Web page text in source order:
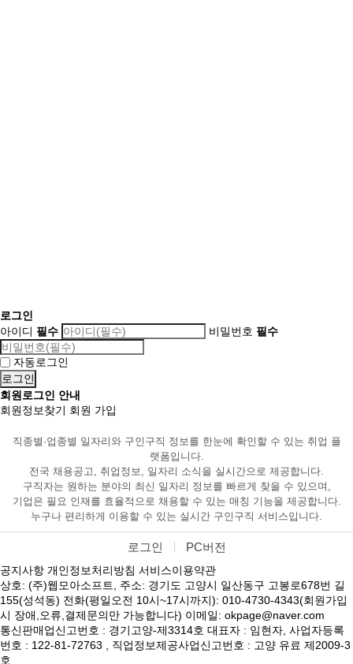
로그인
아이디 필수 비밀번호 필수
자동로그인
회원로그인 안내
회원정보찾기 회원 가입
직종별·업종별 일자리와 구인구직 정보를 한눈에 확인할 수 있는 취업 플
랫폼입니다.
전국 채용공고, 취업정보, 일자리 소식을 실시간으로 제공합니다.
구직자는 원하는 분야의 최신 일자리 정보를 빠르게 찾을 수 있으며,
기업은 필요 인재를 효율적으로 채용할 수 있는 매칭 기능을 제공합니다.
누구나 편리하게 이용할 수 있는 실시간 구인구직 서비스입니다.
로그인 PC버전
공지사항 개인정보처리방침 서비스이용약관
상호: (주)웹모아소프트, 주소: 경기도 고양시 일산동구 고봉로678번 길
155(성석동) 전화(평일오전 10시~17시까지): 010-4730-4343(회원가입
시 장애,오류,결제문의만 가능합니다) 이메일: okpage@naver.com
통신판매업신고번호 : 경기고양-제3314호 대표자 : 임현자, 사업자등록
번호 : 122-81-72763 , 직업정보제공사업신고번호 : 고양 유료 제2009-3
호